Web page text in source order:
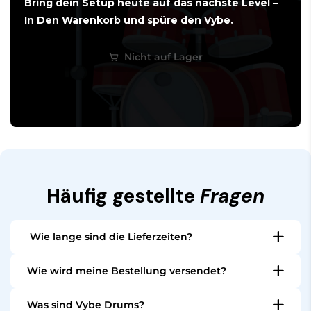
In Den Warenkorb und spüre den Vybe.
Nicht auf Lager
Häufig gestellte Fragen
Wie lange sind die Lieferzeiten?
Alle vorrätigen Artikel werden innerhalb von 24
Lieferung in Europa 1 bis 5 Tage, abhängig von
Wie wird meine Bestellung versendet?
Alle Bestellungen werden aus unserem Lager in den
Was sind Vybe Drums?